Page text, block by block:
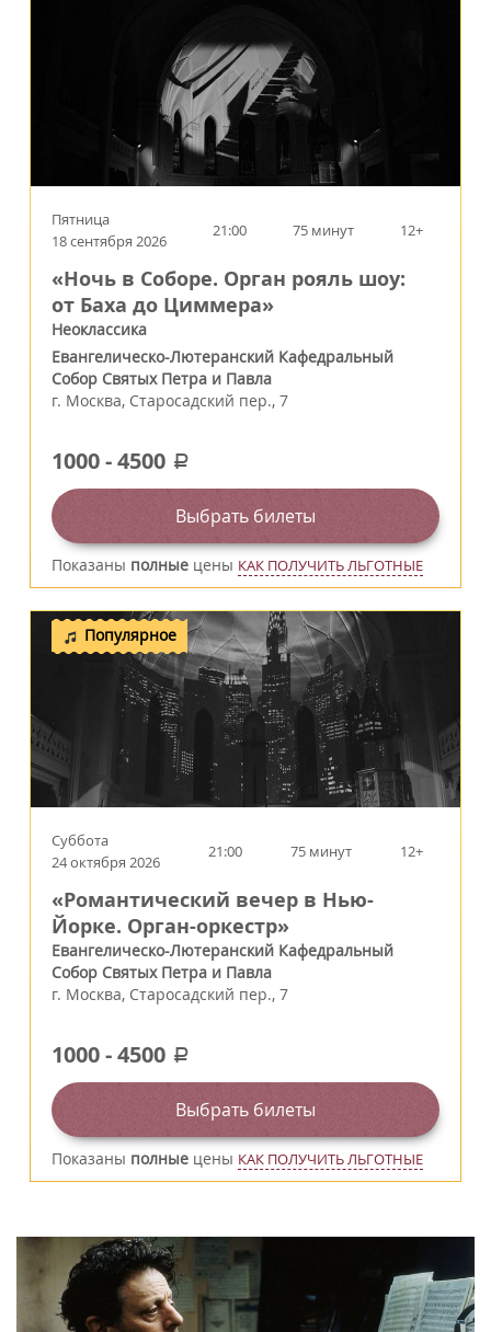
Пятница
18 сентября 2026
21:00 75 минут 12+
«Ночь в Соборе. Орган рояль шоу:
от Баха до Циммера»
Неоклассика
Евангелическо-Лютеранский Кафедральный
Собор Святых Петра и Павла
г. Москва, Старосадский пер., 7
1000-4500 a
Выбрать билеты
Показаны полные цены КАК ПОЛУЧИТЬ ЛЬГОТНЫЕ
Популярное
Суббота
24 октября 2026
21:00 75 минут 12+
«Романтический вечер в Нью-
Йорке. Орган-оркестр»
Евангелическо-Лютеранский Кафедральный
Собор Святых Петра и Павла
г. Москва, Старосадский пер., 7
1000-4500 a
Выбрать билеты
Показаны полные цены КАК ПОЛУЧИТЬ ЛЬГОТНЫЕ